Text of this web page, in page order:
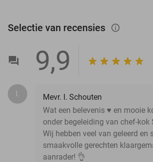
Selectie van recensies info_outlined
9,9
I.
Mevr. I. Schouten
Wat een belevenis ♥️ en mooie
onder begeleiding van chef-kok
Wij hebben veel van geleerd en
smaakvolle gerechten
aanrader! 👌